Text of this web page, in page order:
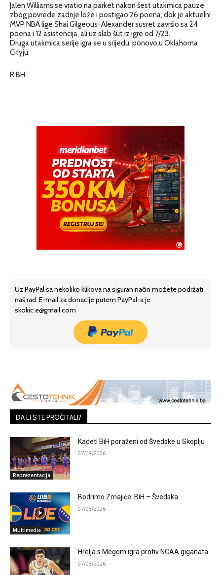
Jalen Williams se vratio na parket nakon šest utakmica pauze
zbog povrede zadnje lože i postigao 26 poena, dok je aktuelni
MVP NBA lige Shai Gilgeous-Alexander susret završio sa 24
poena i 12 asistencija, ali uz slab šut iz igre od 7/23.
Druga utakmica serije igra se u srijedu, ponovo u Oklahoma
Cityju.
R.BH
Uz PayPal sa nekoliko klikova na siguran način možete podržati
naš rad. E-mail za donacije putem PayPal-a je
skokic.e@gmail.com
DA LI STE PROČITALI?
Reprezentacija
Kadeti BiH poraženi od Švedske u Skoplju
07/08/2026
Multimedia
Bodrimo Zmajiće: BiH – Švedska
07/08/2026
Hrelja s Megom igra protiv NCAA giganata
07/08/2026